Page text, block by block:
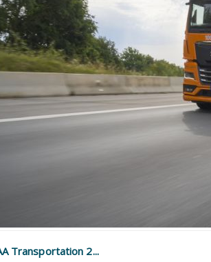
Transportation 2...